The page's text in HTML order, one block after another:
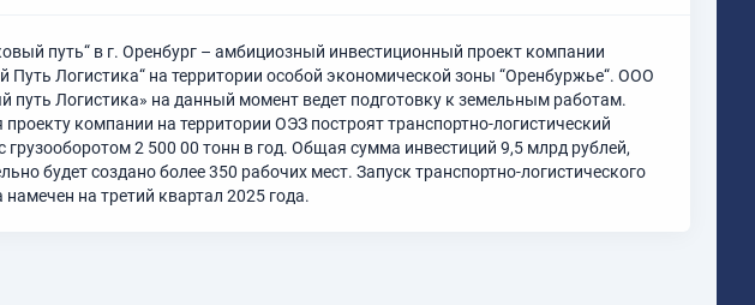
путь“ в г. Оренбург – амбициозный инвестиционный проект компании
Путь Логистика“ на территории особой экономической зоны “Оренбуржье“. ООО
путь Логистика» на данный момент ведет подготовку к земельным работам.
проекту компании на территории ОЭЗ построят транспортно-логистический
грузооборотом 2 500 00 тонн в год. Общая сумма инвестиций 9,5 млрд рублей,
будет создано более 350 рабочих мест. Запуск транспортно-логистического
намечен на третий квартал 2025 года.